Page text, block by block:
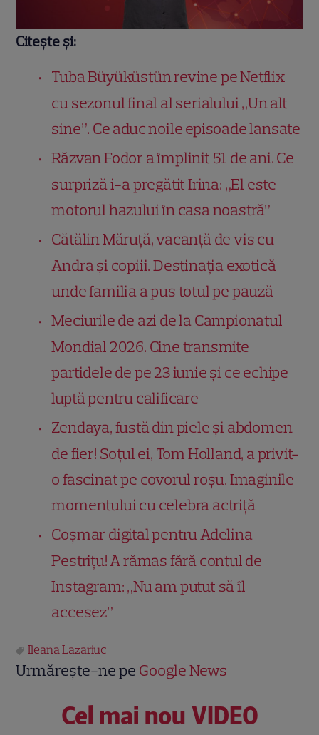
Citește și:
Tuba Büyüküstün revine pe Netflix
cu sezonul final al serialului „Un alt
sine”. Ce aduc noile episoade lansate
Răzvan Fodor a împlinit 51 de ani. Ce
surpriză i-a pregătit Irina: „El este
motorul hazului în casa noastră”
Cătălin Măruță, vacanță de vis cu
Andra și copiii. Destinația exotică
unde familia a pus totul pe pauză
Meciurile de azi de la Campionatul
Mondial 2026. Cine transmite
partidele de pe 23 iunie și ce echipe
luptă pentru calificare
Zendaya, fustă din piele și abdomen
de fier! Soțul ei, Tom Holland, a privit-
o fascinat pe covorul roșu. Imaginile
momentului cu celebra actriță
Coșmar digital pentru Adelina
Pestrițu! A rămas fără contul de
Instagram: „Nu am putut să îl
accesez”
Ileana Lazariuc
Urmărește-ne pe Google News
Cel mai nou VIDEO